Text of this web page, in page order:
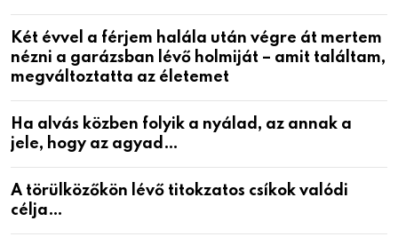
Két évvel a férjem halála után végre át mertem
nézni a garázsban lévő holmiját – amit találtam,
megváltoztatta az életemet
Ha alvás közben folyik a nyálad, az annak a
jele, hogy az agyad…
A törülközőkön lévő titokzatos csíkok valódi
célja…